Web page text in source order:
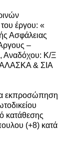
έργου: «
Ασφάλειας
–
Αναδόχου: Κ/Ξ
& ΣΙΑ
εκπροσώπηση
κατάθεσης
(+8) κατά